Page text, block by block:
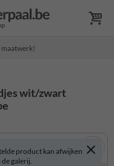
maatwerk!
wit/zwart
product kan afwijken
galerij.